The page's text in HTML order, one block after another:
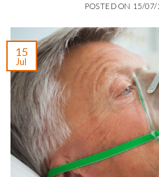
POSTED ON 15/07/
15
Jul